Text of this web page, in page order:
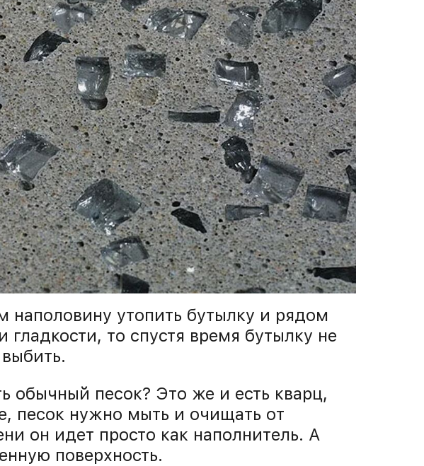
наполовину утопить бутылку и рядом
то спустя время бутылку не
обычный песок? Это же и есть кварц,
песок нужно мыть и очищать от
он идет просто как наполнитель. А
поверхность.